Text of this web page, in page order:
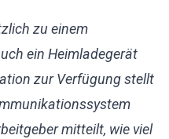
zu einem
ein Heimladegerät
zur Verfügung stellt
mitteilt, wie viel